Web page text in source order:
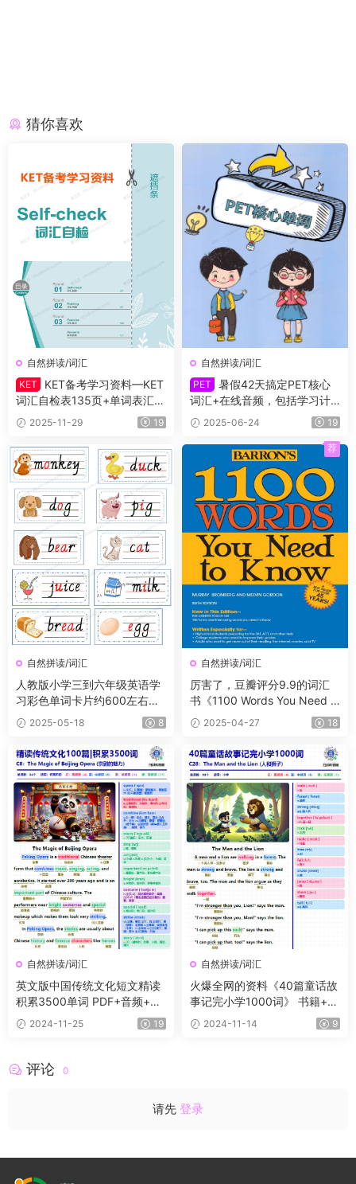
猜你喜欢
自然拼读/词汇
KET
KET备考学习资料—KET
词汇自检表135页+单词表汇总
55页+单词描红102页+高分秘
籍一本通手册+学习规划表141
页
2025-11-29 19
自然拼读/词汇
PET
暑假42天搞定PET核心
词汇+在线音频，包括学习计
划、单词讲解、背诵卡、默
写、练习题，从单词意思理解
到句子语法运用，帮助孩子深
度记忆词汇
2025-06-24 19
自然拼读/词汇
人教版小学三到六年级英语学
习彩色单词卡片约600左右单
词词组
2025-05-18 8
自然拼读/词汇
厉害了，豆瓣评分9.9的词汇
书《1100 Words You Need t
o Know》PDF+音频，当之无
愧的一本畅销书籍
2025-04-27 18
荐
自然拼读/词汇
英文版中国传统文化短文精读
积累3500单词 PDF+音频+单
词默写卡
2024-11-25 19
自然拼读/词汇
火爆全网的资料《40篇童话故
事记完小学1000词》 书籍+音
频+默写纸，轻松记单词
2024-11-14 9
评论 0
请先 登录